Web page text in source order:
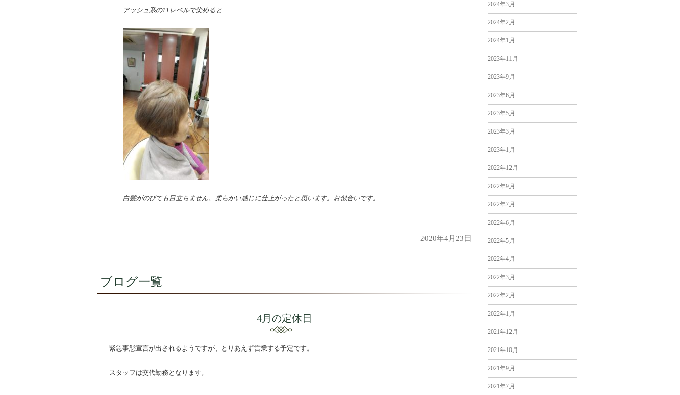
アッシュ系の11レベルで染めると
白髪がのびても目立ちません。柔らかい感じに仕上がったと思います。お似合いです。
2020年4月23日
ブログ一覧
4月の定休日
緊急事態宣言が出されるようですが、とりあえず営業する予定です。
スタッフは交代勤務となります。
2024年3月
2024年2月
2024年1月
2023年11月
2023年9月
2023年6月
2023年5月
2023年3月
2023年1月
2022年12月
2022年9月
2022年7月
2022年6月
2022年5月
2022年4月
2022年3月
2022年2月
2022年1月
2021年12月
2021年10月
2021年9月
2021年7月